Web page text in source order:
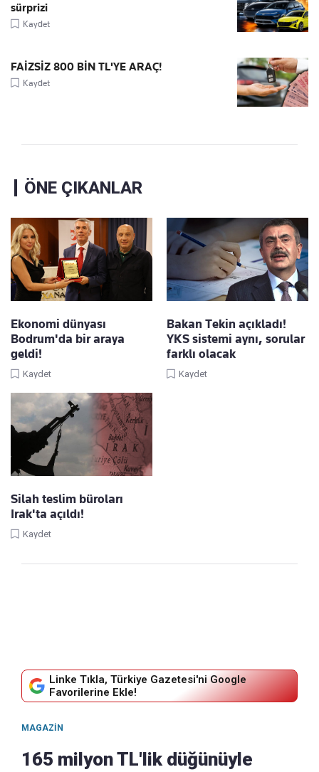
sürprizi
Kaydet
FAİZSİZ 800 BİN TL'YE ARAÇ!
Kaydet
ÖNE ÇIKANLAR
Ekonomi dünyası
Bodrum'da bir araya
geldi!
Kaydet
Bakan Tekin açıkladı!
YKS sistemi aynı, sorular
farklı olacak
Kaydet
Silah teslim büroları
Irak'ta açıldı!
Kaydet
Linke Tıkla, Türkiye Gazetesi'ni Google
Favorilerine Ekle!
MAGAZIN
165 milyon TL'lik düğünüyle